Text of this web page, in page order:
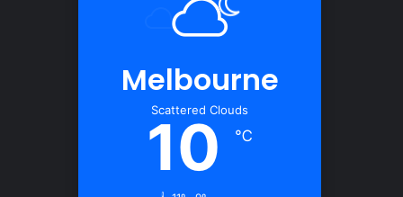
Melbourne
Scattered Clouds
10 ℃